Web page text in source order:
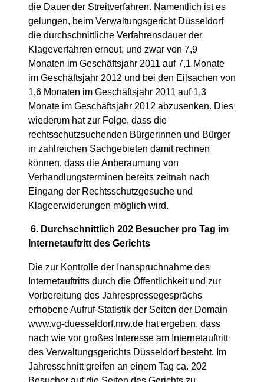
die Dauer der Streitverfahren. Namentlich ist es
gelungen, beim Verwaltungsgericht Düsseldorf
die durchschnittliche Verfahrensdauer der
Klageverfahren erneut, und zwar von 7,9
Monaten im Geschäftsjahr 2011 auf 7,1 Monate
im Geschäftsjahr 2012 und bei den Eilsachen von
1,6 Monaten im Geschäftsjahr 2011 auf 1,3
Monate im Geschäftsjahr 2012 abzusenken. Dies
wiederum hat zur Folge, dass die
rechtsschutzsuchenden Bürgerinnen und Bürger
in zahlreichen Sachgebieten damit rechnen
können, dass die Anberaumung von
Verhandlungsterminen bereits zeitnah nach
Eingang der Rechtsschutzgesuche und
Klageerwiderungen möglich wird.
6. Durchschnittlich 202 Besucher pro Tag im
Internetauftritt des Gerichts
Die zur Kontrolle der Inanspruchnahme des
Internetauftritts durch die Öffentlichkeit und zur
Vorbereitung des Jahrespressegesprächs
erhobene Aufruf-Statistik der Seiten der Domain
www.vg-duesseldorf.nrw.de hat ergeben, dass
nach wie vor großes Interesse am Internetauftritt
des Verwaltungsgerichts Düsseldorf besteht. Im
Jahresschnitt greifen an einem Tag ca. 202